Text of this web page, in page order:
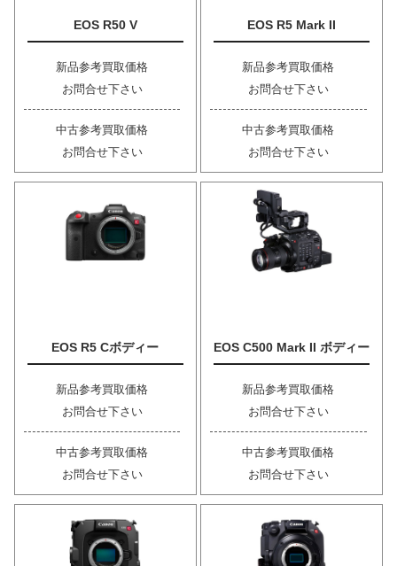
EOS R50 V
新品参考買取価格
お問合せ下さい
中古参考買取価格
お問合せ下さい
EOS R5 Mark II
新品参考買取価格
お問合せ下さい
中古参考買取価格
お問合せ下さい
EOS R5 Cボディー
新品参考買取価格
お問合せ下さい
中古参考買取価格
お問合せ下さい
EOS C500 Mark II ボディー
新品参考買取価格
お問合せ下さい
中古参考買取価格
お問合せ下さい